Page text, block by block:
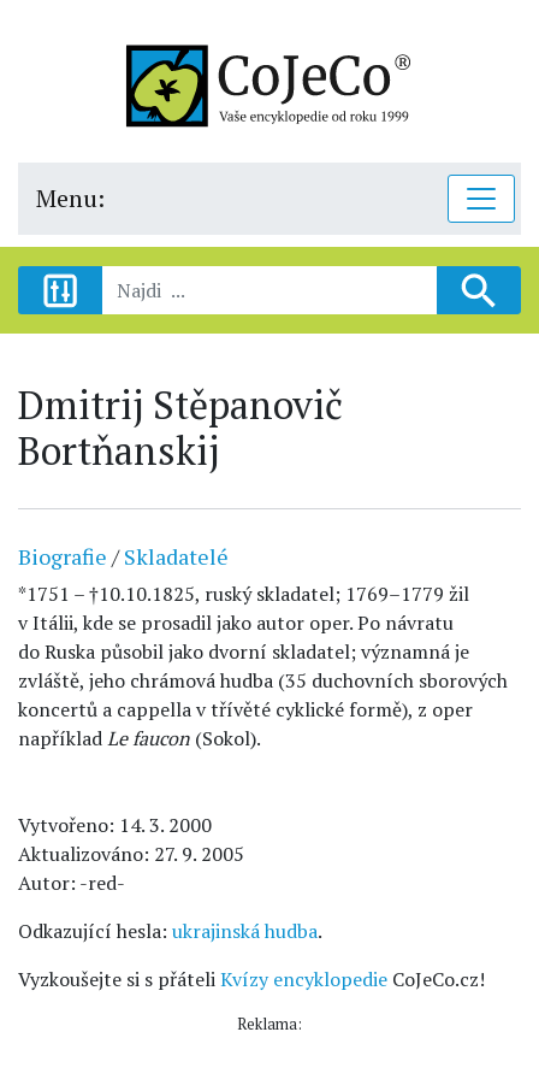
Menu:
Dmitrij Stěpanovič
Bortňanskij
Biografie /Skladatelé
*1751 – †10.10.1825, ruský skladatel; 1769–1779 žil
v Itálii, kde se prosadil jako autor oper. Po návratu
do Ruska působil jako dvorní skladatel; významná je
zvláště, jeho chrámová hudba (35 duchovních sborových
koncertů a cappella v třívěté cyklické formě), z oper
napříkladLe faucon (Sokol).
Vytvořeno: 14. 3. 2000
Aktualizováno: 27. 9. 2005
Autor: -red-
Odkazující hesla: ukrajinská hudba.
Vyzkoušejte si s přáteliKvízy encyklopedie CoJeCo.cz!
Reklama: